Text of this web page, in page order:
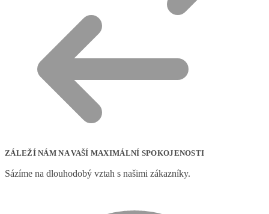
ZÁLEŽÍ NÁM NA VAŠÍ MAXIMÁLNÍ SPOKOJENOSTI
Sázíme na dlouhodobý vztah s našimi zákazníky.